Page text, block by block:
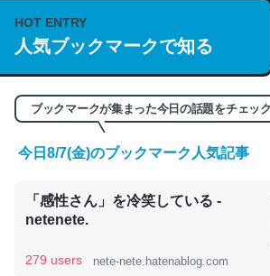
https://isobe324649.hatenablog.com/
/064121
─GPTの仕組みと限界についての考察（１） -
くらい。小説でいう「ずっと前の伏線」
ど、短期記憶というには多い分量。進
かりやすく強くなりそう
HOT ENTRY
人気ブックマークで知る
ブックマークが集まった今日の話題をチェック
今日8/7(金)のブックマーク人気記事
「感性さん」を冷笑している -
netenete.
279 users nete-nete.hatenablog.com